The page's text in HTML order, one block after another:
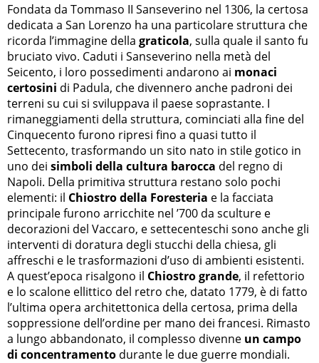
Fondata da Tommaso II Sanseverino nel 1306, la certosa
dedicata a San Lorenzo ha una particolare struttura che
ricorda l’immagine della graticola, sulla quale il santo fu
bruciato vivo. Caduti i Sanseverino nella metà del
Seicento, i loro possedimenti andarono ai monaci
certosini di Padula, che divennero anche padroni dei
terreni su cui si sviluppava il paese soprastante. I
rimaneggiamenti della struttura, cominciati alla fine del
Cinquecento furono ripresi fino a quasi tutto il
Settecento, trasformando un sito nato in stile gotico in
uno dei simboli della cultura barocca del regno di
Napoli. Della primitiva struttura restano solo pochi
elementi: il Chiostro della Foresteria e la facciata
principale furono arricchite nel ’700 da sculture e
decorazioni del Vaccaro, e settecenteschi sono anche gli
interventi di doratura degli stucchi della chiesa, gli
affreschi e le trasformazioni d’uso di ambienti esistenti.
A quest’epoca risalgono il Chiostro grande, il refettorio
e lo scalone ellittico del retro che, datato 1779, è di fatto
l’ultima opera architettonica della certosa, prima della
soppressione dell’ordine per mano dei francesi. Rimasto
a lungo abbandonato, il complesso divenne un campo
di concentramento durante le due guerre mondiali.